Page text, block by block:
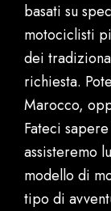
basati su
motociclisti
dei
richiesta.
Marocco,
Fateci
assisteremo
modello di
tipo di